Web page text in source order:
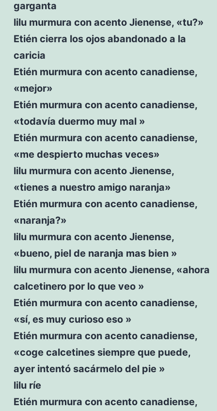
garganta
lilu murmura con acento Jienense, «tu?»
Etién cierra los ojos abandonado a la
caricia
Etién murmura con acento canadiense,
«mejor»
Etién murmura con acento canadiense,
«todavía duermo muy mal »
Etién murmura con acento canadiense,
«me despierto muchas veces»
lilu murmura con acento Jienense,
«tienes a nuestro amigo naranja»
Etién murmura con acento canadiense,
«naranja?»
lilu murmura con acento Jienense,
«bueno, piel de naranja mas bien »
lilu murmura con acento Jienense, «ahora
calcetinero por lo que veo »
Etién murmura con acento canadiense,
«sí, es muy curioso eso »
Etién murmura con acento canadiense,
«coge calcetines siempre que puede,
ayer intentó sacármelo del pie »
lilu ríe
Etién murmura con acento canadiense,